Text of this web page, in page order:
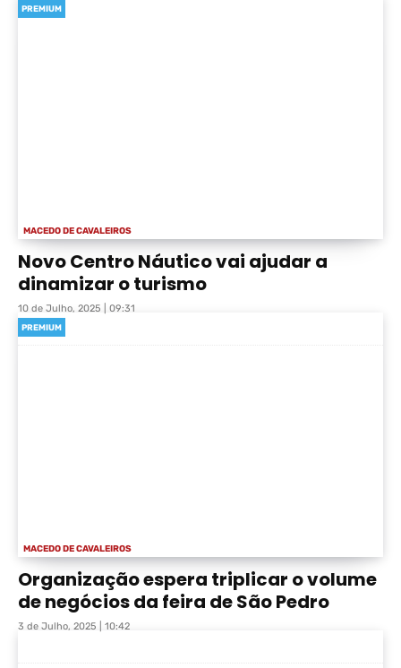
MACEDO DE CAVALEIROS
PREMIUM
Novo Centro Náutico vai ajudar a
dinamizar o turismo
10 de Julho, 2025 | 09:31
MACEDO DE CAVALEIROS
PREMIUM
Organização espera triplicar o volume
de negócios da feira de São Pedro
3 de Julho, 2025 | 10:42